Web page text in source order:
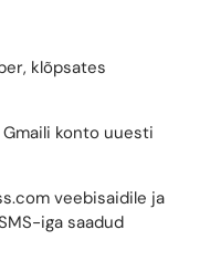
klõpsates
konto uuesti
veebisaidile ja
iga saadud